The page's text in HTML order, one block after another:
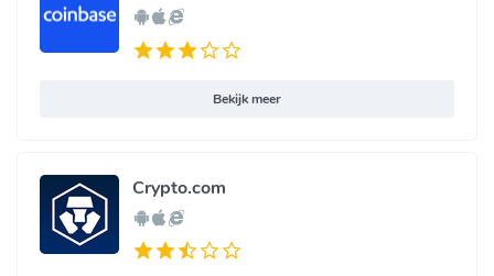
Bekijk meer
Crypto.com